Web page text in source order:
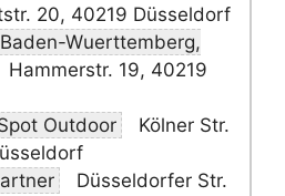
20, 40219 Düsseldorf
Wuerttemberg,
Hammerstr. 19, 40219
Outdoor
Kölner Str.
Düsseldorfer Str.